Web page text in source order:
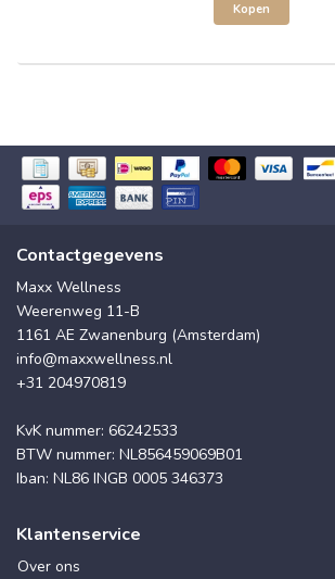
Kopen
Contactgegevens
Maxx Wellness
Weerenweg 11-B
1161 AE Zwanenburg (Amsterdam)
info@maxxwellness.nl
+31 204970819
KvK nummer: 66242533
BTW nummer: NL856459069B01
Iban: NL86 INGB 0005 346373
Klantenservice
Over ons